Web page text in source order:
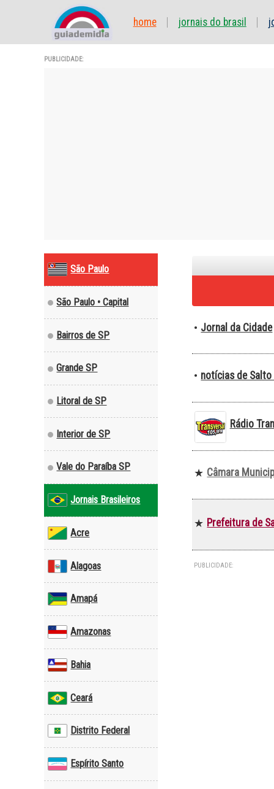
home jornais do brasil
PUBLICIDADE:
São Paulo
São Paulo • Capital
Bairros de SP
Grande SP
Litoral de SP
Interior de SP
Vale do Paraíba SP
Jornais Brasileiros
Acre
Alagoas
Amapá
Amazonas
Bahia
Ceará
Distrito Federal
Espírito Santo
• Jornal da Cidade
• notícias de Salto
Rádio
★ Câmara
★ Prefeitura de
PUBLICIDADE: